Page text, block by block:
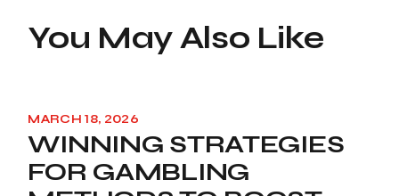
You May Also Like
MARCH 18, 2026
WINNING STRATEGIES
FOR GAMBLING